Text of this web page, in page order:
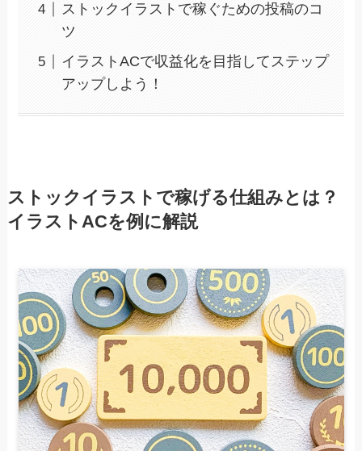
ストックイラストで稼ぐための投稿のコ
ツ
イラストACで収益化を目指してステップ
アップしよう！
ストックイラストで稼げる仕組みとは？
イラストACを例に解説